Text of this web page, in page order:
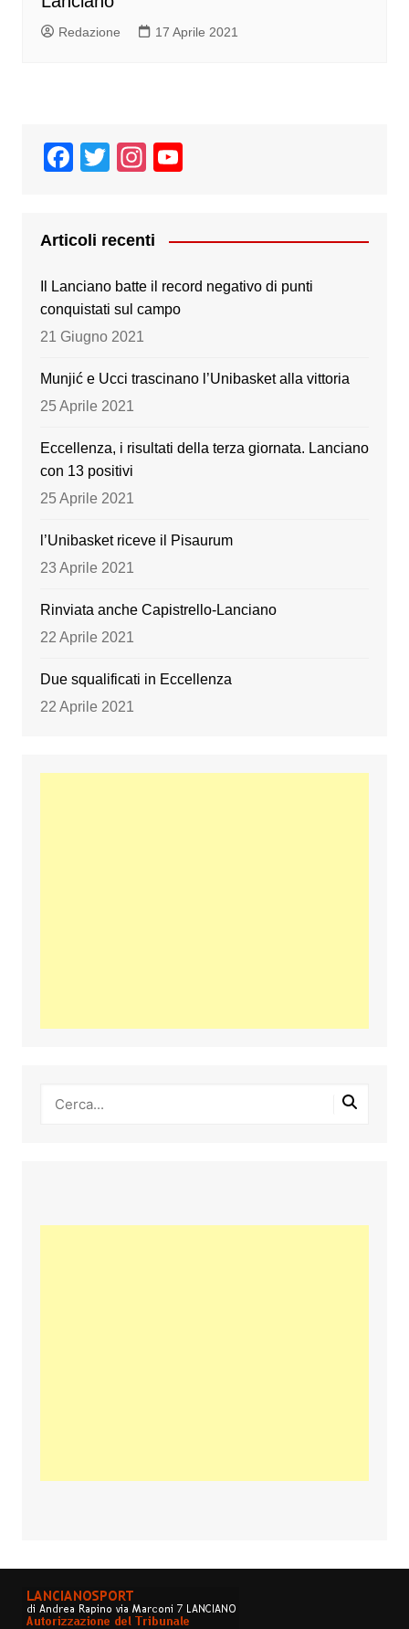
Redazione 17 Aprile 2021
F
e
b
o
o
T
er
In
gr
a
m
T
Articoli recenti
Il Lanciano batte il record negativo di punti
conquistati sul campo
21 Giugno 2021
Munjić e Ucci trascinano l’Unibasket alla vittoria
25 Aprile 2021
Eccellenza, i risultati della terza giornata. Lanciano
con 13 positivi
25 Aprile 2021
l’Unibasket riceve il Pisaurum
23 Aprile 2021
Rinviata anche Capistrello-Lanciano
22 Aprile 2021
Due squalificati in Eccellenza
22 Aprile 2021